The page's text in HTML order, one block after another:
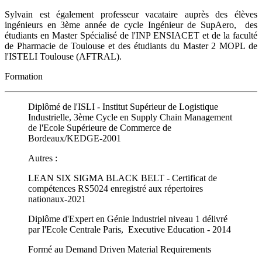
Sylvain est également professeur vacataire auprès des élèves
ingénieurs en 3ème année de cycle Ingénieur de SupAero, des
étudiants en Master Spécialisé de l'INP ENSIACET et de la faculté
de Pharmacie de Toulouse et des étudiants du Master 2 MOPL de
l'ISTELI Toulouse (AFTRAL).
Formation
Diplômé de l'ISLI - Institut Supérieur de Logistique
Industrielle, 3ème Cycle en Supply Chain Management
de l'Ecole Supérieure de Commerce de
Bordeaux/KEDGE-2001
Autres :
LEAN SIX SIGMA BLACK BELT - Certificat de
compétences RS5024 enregistré aux répertoires
nationaux-2021
Diplôme d'Expert en Génie Industriel niveau 1 délivré
par l'Ecole Centrale Paris, Executive Education - 2014
Formé au Demand Driven Material Requirements